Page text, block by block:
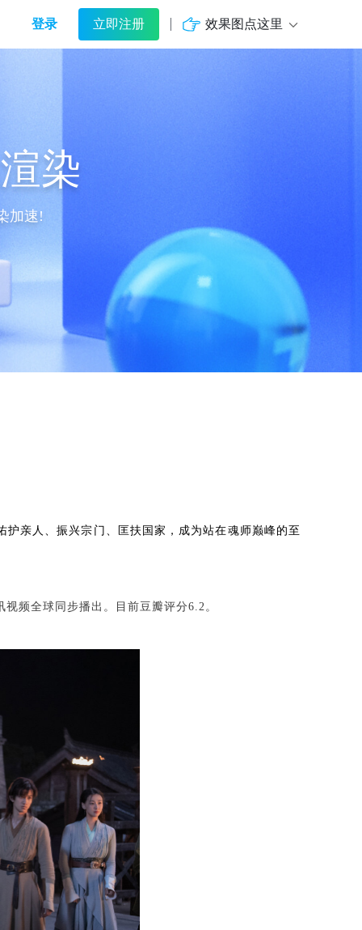
登录 立即注册 效果图点这里
染
加速!
亲人、振兴宗门、匡扶国家，成为站在魂师巅峰的至
频全球同步播出。目前豆瓣评分6.2。